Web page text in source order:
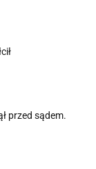
przed sądem.